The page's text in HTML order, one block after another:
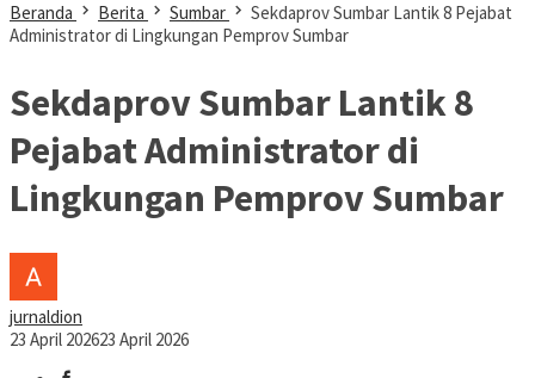
Beranda Berita Sumbar
Sekdaprov Sumbar Lantik 8 Pejabat
Administrator di Lingkungan Pemprov Sumbar
Sekdaprov Sumbar Lantik 8
Pejabat Administrator di
Lingkungan Pemprov Sumbar
jurnaldion
23 April 202623 April 2026